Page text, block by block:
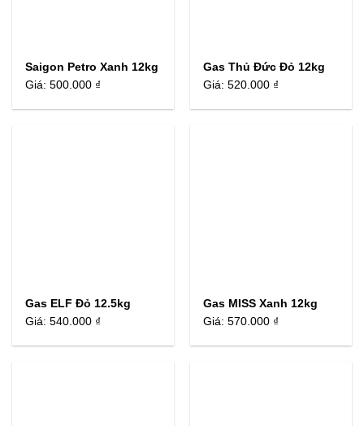
Saigon Petro Xanh 12kg
Giá:500.000 ₫
Gas Thủ Đức Đỏ 12kg
Giá:520.000 ₫
Gas ELF Đỏ 12.5kg
Giá:540.000 ₫
Gas MISS Xanh 12kg
Giá:570.000 ₫